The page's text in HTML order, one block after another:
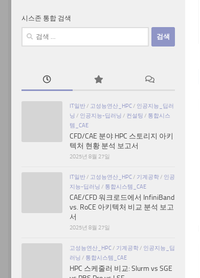
시스존 통합 검색
검
IT일반/ 고성능연산_HPC/ 인공지능_딥러
닝 / 인공지능-딥러닝 / 컨설팅 / 통합시스
템_CAE
CFD/CAE 분야 HPC 스토리지 아키
텍처 현황 분석 보고서
2025년 8월 27일
IT일반/ 고성능연산_HPC/ 기계공학/ 인공
지능-딥러닝 / 통합시스템_CAE
CAE/CFD 워크로드에서 InfiniBand
vs. RoCE 아키텍처 비교 분석 보고
서
2025년 8월 27일
고성능연산_HPC/ 기계공학/ 인공지능_딥
러닝 / 통합시스템_CAE
HPC 스케줄러 비교: Slurm vs SGE